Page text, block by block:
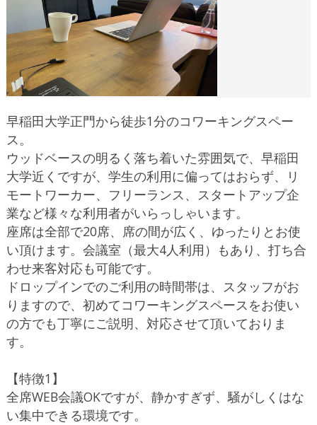
早稲田大学正門から徒歩1分のコワーキングスペー
ス。
ウッドベースの明るく落ち着いた雰囲気で、早稲田
大学近くですが、学生の利用に偏ってはおらず、リ
モートワーカー、フリーランス、スタートアップ企
業など様々な利用者がいらっしゃいます。
座席は全部で20席、席の間が広く、ゆったりとお使
い頂けます。会議室（最大4人利用）もあり、打ち合
わせ来客対応も可能です。
ドロップインでのご利用の時間帯は、スタッフがお
りますので、初めてコワーキングスペースをお使い
の方でも丁寧にご説明、対応させて頂いておりま
す。
【特徴1】
全席WEB会議OKですが、静かすぎず、騒がしくはな
い集中できる環境です。